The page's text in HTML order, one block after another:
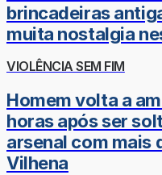
brincadeiras
muita nostalgia
VIOLÊNCIA SEM FIM
Homem volta a
horas após ser
arsenal com mais
Vilhena